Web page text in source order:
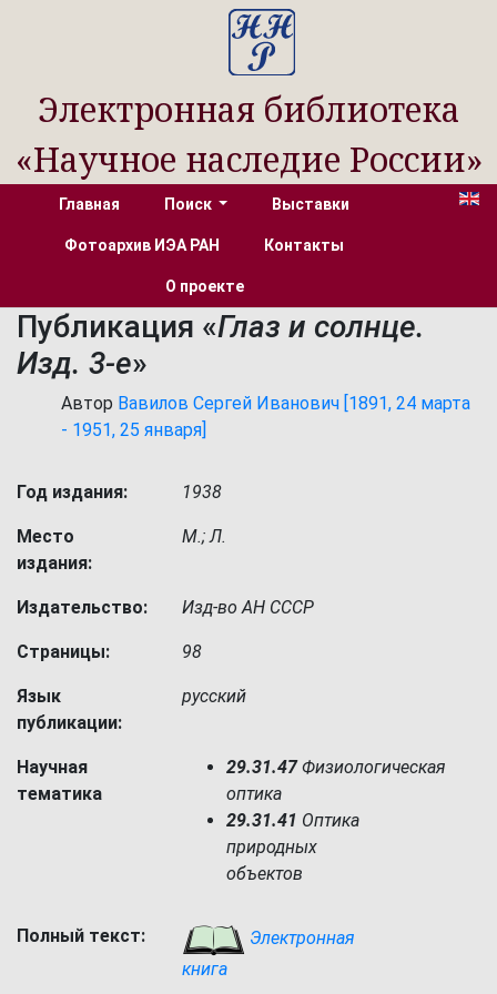
Электронная библиотека
«Научное наследие России»
Главная Поиск Выставки
Фотоархив ИЭА РАН Контакты
О проекте
Публикация «Глаз и солнце.
Изд. 3-е»
Автор Вавилов Сергей Иванович [1891, 24 марта
- 1951, 25 января]
Год издания: 1938
Место
издания:
М.; Л.
Издательство: Изд-во АН СССР
Страницы: 98
Язык
публикации:
русский
Научная
тематика
29.31.47Физиологическая
оптика
29.31.41 Оптика
природных
объектов
Полный текст:
Электронная
книга